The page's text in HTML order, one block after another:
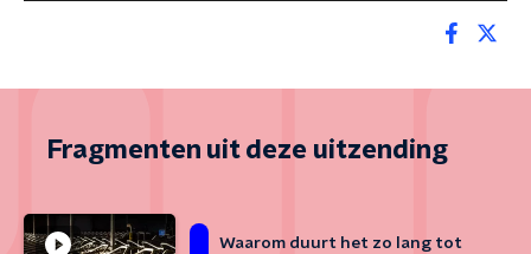
Fragmenten uit deze uitzending
Waarom duurt het zo lang tot